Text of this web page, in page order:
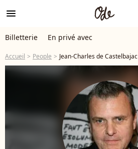
menu
Billetterie En privé avec
Accueil People Jean-Charles de Castelbajac